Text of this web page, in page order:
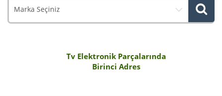
Marka Seçiniz
Tv Elektronik Parçalarında
Birinci Adres